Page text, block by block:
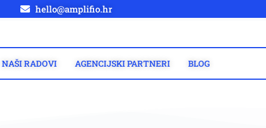
hello@amplifio.hr
NAŠI RADOVI AGENCIJSKI PARTNERI BLOG